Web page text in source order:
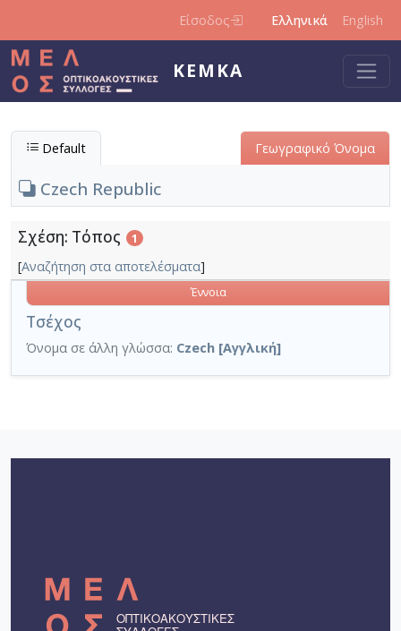
Είσοδος Ελληνικά English
ΚΕΜΚΑ
Default Γεωγραφικό Όνομα
Czech Republic
Σχέση: Τόπος 1
[Αναζήτηση στα αποτελέσματα]
Τσέχος
Έννοια
Όνομα σε άλλη γλώσσα: Czech [Αγγλική]